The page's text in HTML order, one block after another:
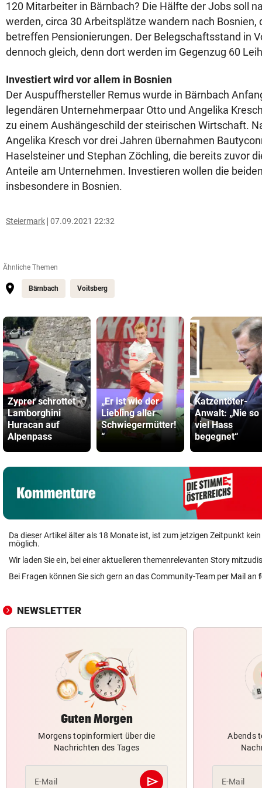
120 Mitarbeiter in Bärnbach? Die Hälfte der Jobs soll
werden, circa 30 Arbeitsplätze wandern nach Bosnien,
betreffen Pensionierungen. Der Belegschaftsstand in
dennoch gleich, denn dort werden im Gegenzug 60
Investiert wird vor allem in Bosnien
Der Auspuffhersteller Remus wurde in Bärnbach
legendären Unternehmerpaar Otto und Angelika
zu einem Aushängeschild der steirischen Wirtschaft.
Angelika Kresch vor drei Jahren übernahmen
Haselsteiner und Stephan Zöchling, die bereits zuvor
Anteile am Unternehmen. Investieren wollen die
insbesondere in Bosnien.
Steiermark 07.09.2021 22:32
Ähnliche Themen
Bärnbach Voitsberg
Zyprer schrottet
Lamborghini
Huracan auf
Alpenpass
„Er ist wie der
Liebling aller
Schwiegermütter!
“
Katzentöter-
Anwalt: „Nie so
viel Hass
begegnet“
Da dieser Artikel älter als 18 Monate ist, ist zum jetzigen Zeitpunkt
möglich.
Wir laden Sie ein, bei einer aktuelleren themenrelevanten Story
Bei Fragen können Sie sich gern an das Community-Team per Mail an
NEWSLETTER
Guten Morgen
Morgens topinformiert über die
Nachrichten des Tages
E-Mail send
Abschicken
Abends
E-Mail